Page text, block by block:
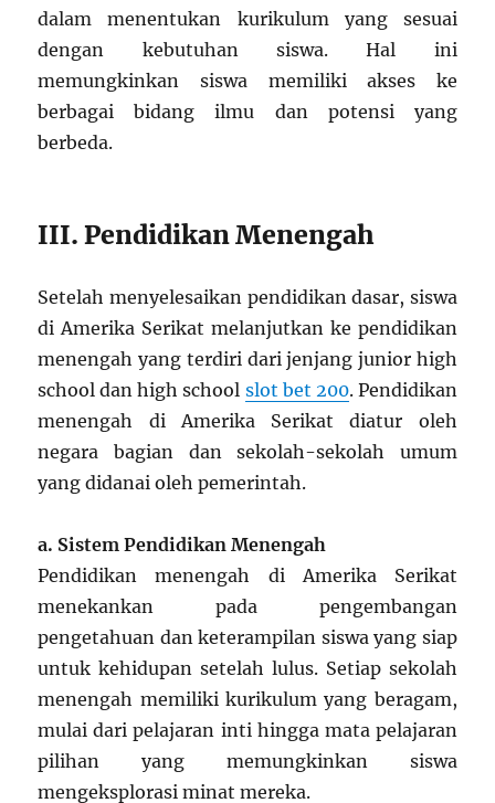
dalam menentukan kurikulum yang sesuai
dengan kebutuhan siswa. Hal ini
memungkinkan siswa memiliki akses ke
berbagai bidang ilmu dan potensi yang
berbeda.
III. Pendidikan Menengah
Setelah menyelesaikan pendidikan dasar, siswa
di Amerika Serikat melanjutkan ke pendidikan
menengah yang terdiri dari jenjang junior high
school dan high school slot bet 200. Pendidikan
menengah di Amerika Serikat diatur oleh
negara bagian dan sekolah-sekolah umum
yang didanai oleh pemerintah.
a. Sistem Pendidikan Menengah
Pendidikan menengah di Amerika Serikat
menekankan pada pengembangan
pengetahuan dan keterampilan siswa yang siap
untuk kehidupan setelah lulus. Setiap sekolah
menengah memiliki kurikulum yang beragam,
mulai dari pelajaran inti hingga mata pelajaran
pilihan yang memungkinkan siswa
mengeksplorasi minat mereka.